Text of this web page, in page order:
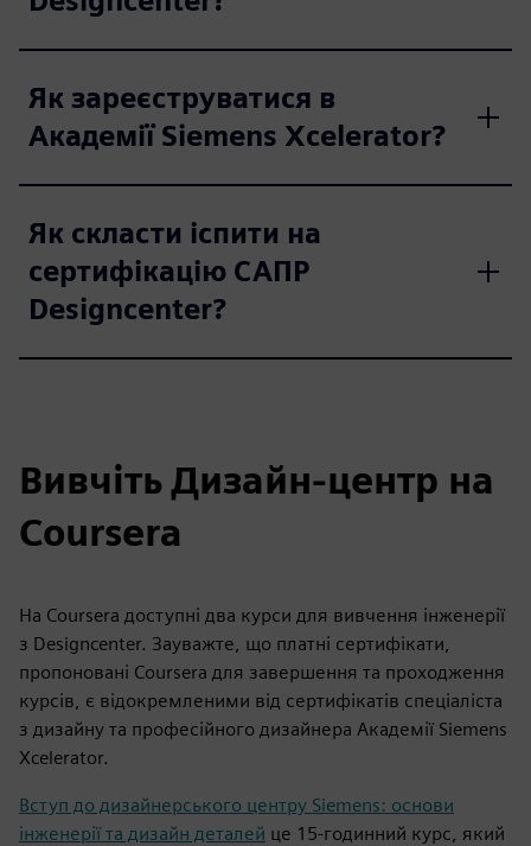
Як зареєструватися в
Академії Siemens Xcelerator?
Як скласти іспити на
сертифікацію САПР
Designcenter?
Вивчіть Дизайн-центр на
Coursera
На Coursera доступні два курси для вивчення інженерії
з Designcenter. Зауважте, що платні сертифікати,
пропоновані Coursera для завершення та проходження
курсів, є відокремленими від сертифікатів спеціаліста
з дизайну та професійного дизайнера Академії Siemens
Xcelerator.
Вступ до дизайнерського центру Siemens: основи
інженерії та дизайн деталей це 15-годинний курс, який